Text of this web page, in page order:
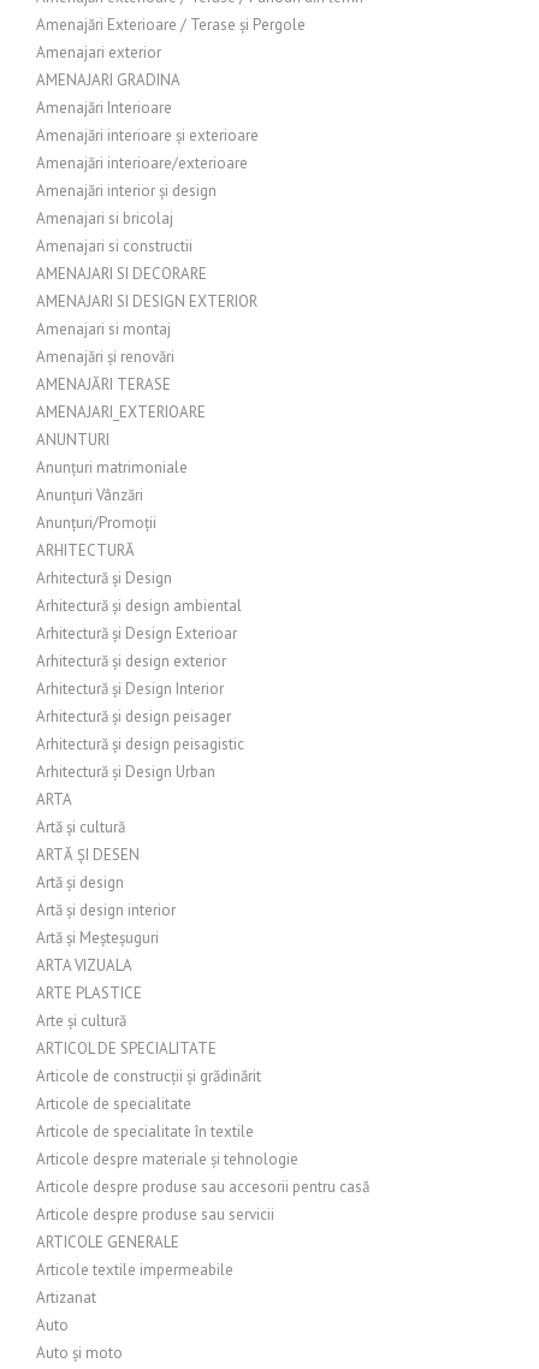
Amenajări Exterioare / Terase și Pergole
Amenajari exterior
AMENAJARI GRADINA
Amenajări Interioare
Amenajări interioare și exterioare
Amenajări interioare/exterioare
Amenajări interior și design
Amenajari si bricolaj
Amenajari si constructii
AMENAJARI SI DECORARE
AMENAJARI SI DESIGN EXTERIOR
Amenajari si montaj
Amenajări și renovări
AMENAJĂRI TERASE
AMENAJARI_EXTERIOARE
ANUNTURI
Anunțuri matrimoniale
Anunțuri Vânzări
Anunțuri/Promoții
ARHITECTURĂ
Arhitectură și Design
Arhitectură și design ambiental
Arhitectură și Design Exterioar
Arhitectură și design exterior
Arhitectură și Design Interior
Arhitectură și design peisager
Arhitectură și design peisagistic
Arhitectură și Design Urban
ARTA
Artă și cultură
ARTĂ ȘI DESEN
Artă și design
Artă și design interior
Artă și Meșteșuguri
ARTA VIZUALA
ARTE PLASTICE
Arte și cultură
ARTICOL DE SPECIALITATE
Articole de construcții și grădinărit
Articole de specialitate
Articole de specialitate în textile
Articole despre materiale și tehnologie
Articole despre produse sau accesorii pentru casă
Articole despre produse sau servicii
ARTICOLE GENERALE
Articole textile impermeabile
Artizanat
Auto
Auto și moto